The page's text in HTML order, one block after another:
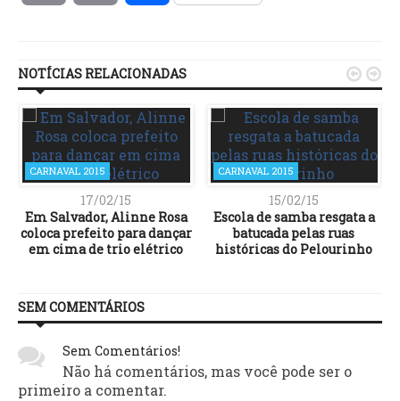
NOTÍCIAS RELACIONADAS
CARNAVAL 2015
17/02/15
Em Salvador, Alinne Rosa
coloca prefeito para dançar
em cima de trio elétrico
CARNAVAL 2015
15/02/15
Escola de samba resgata a
batucada pelas ruas
históricas do Pelourinho
 
SEM COMENTÁRIOS
Sem Comentários!
Não há comentários, mas você pode ser o
primeiro a comentar.